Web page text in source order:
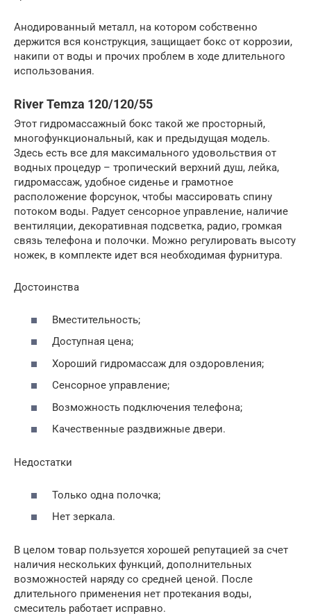
Анодированный металл, на котором собственно
держится вся конструкция, защищает бокс от коррозии,
накипи от воды и прочих проблем в ходе длительного
использования.
River Temza 120/120/55
Этот гидромассажный бокс такой же просторный,
многофункциональный, как и предыдущая модель.
Здесь есть все для максимального удовольствия от
водных процедур – тропический верхний душ, лейка,
гидромассаж, удобное сиденье и грамотное
расположение форсунок, чтобы массировать спину
потоком воды. Радует сенсорное управление, наличие
вентиляции, декоративная подсветка, радио, громкая
связь телефона и полочки. Можно регулировать высоту
ножек, в комплекте идет вся необходимая фурнитура.
Достоинства
Вместительность;
Доступная цена;
Хороший гидромассаж для оздоровления;
Сенсорное управление;
Возможность подключения телефона;
Качественные раздвижные двери.
Недостатки
Только одна полочка;
Нет зеркала.
В целом товар пользуется хорошей репутацией за счет
наличия нескольких функций, дополнительных
возможностей наряду со средней ценой. После
длительного применения нет протекания воды,
смеситель работает исправно.